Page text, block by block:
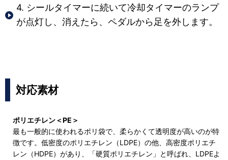
4. シールタイマーに続いて冷却タイマーのランプ
が点灯し、消えたら、ペダルから足を外します。
対応素材
ポリエチレン＜PE＞
最も一般的に使われるポリ袋で、柔らかくて透明度が高いのが特
徴です。低密度のポリエチレン（LDPE）の他、高密度ポリエチ
レン（HDPE）があり、「硬質ポリエチレン」と呼ばれ、LDPEよ